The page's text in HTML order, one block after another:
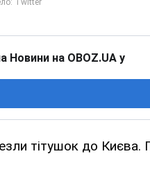
Новини на OBOZ.UA у
тітушок до Києва.